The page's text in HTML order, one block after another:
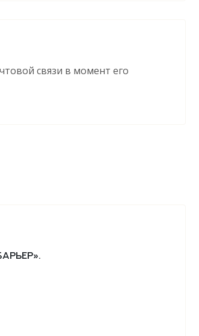
связи в момент его